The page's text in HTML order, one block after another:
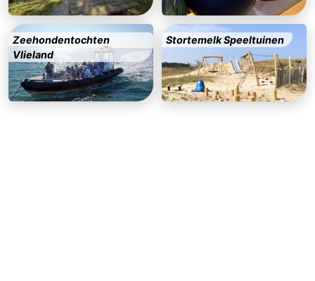
Schiermonnikoog
-
Ameland
-
Zeehondentochten
Vlieland
Stortemelk Speeltuinen